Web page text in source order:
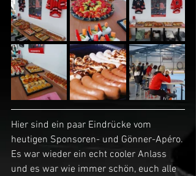
Hier sind ein paar Eindrücke vom
heutigen Sponsoren- und Gönner-Apéro.
Es war wieder ein echt cooler Anlass
und es war wie immer schön, euch alle